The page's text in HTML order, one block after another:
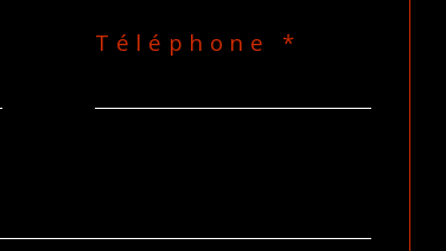
Téléphone *